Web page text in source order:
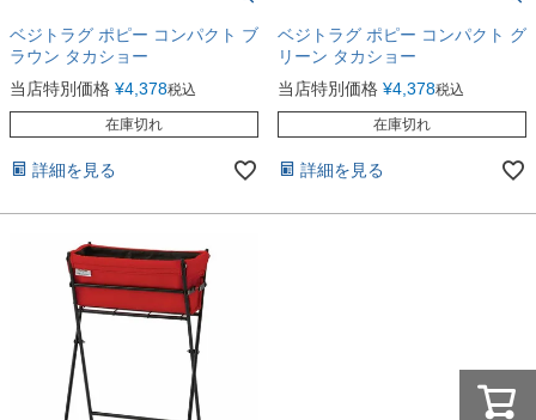
ベジトラグ ポピー コンパクト ブ
ラウン タカショー
当店特別価格 ¥4,378税込
在庫切れ
詳細を見る
ベジトラグ ポピー コンパクト グ
リーン タカショー
当店特別価格 ¥4,378税込
在庫切れ
詳細を見る